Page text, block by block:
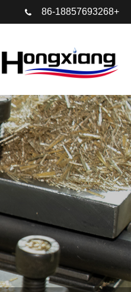
+86-18857693268